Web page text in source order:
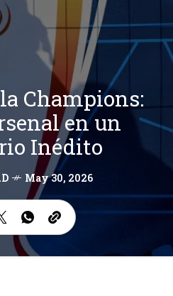
Champions:
en un
Inédito
May 30, 2026